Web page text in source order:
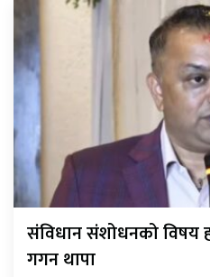
संविधान संशोधनको विषय
गगन थापा